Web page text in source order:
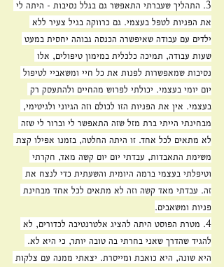
3. התהליך שעברתי התאפשר גם בגלל נסיבות - היתה לי
את הפניות לטפל בעצמי. גם כרווקה בגיל צעיר ללא
ילדים עם עבודה שאיפשרה הכנסה גבוהה יחסית במעט
שעות עבודה, תמיכה כלכלית במימון טיפולים, אלו
נסיבות שמאפשרות לפנות את כל חיי ומשאביי לטיפול
יום יומי בעצמי. יכולתי לפרוש מהחיים ולהתעסק רק
בעצמי. אין את הפניות הזו לכולם וזה הגיוני ולגיטימי,
מבחינתי הייתי ברת מזל שזה התאפשר לי וברור לי שזה
לא מתאים לכל אחד. זו היתה החלטה, בזמנו אפילו קצת
משימת התאבדות, עבדתי יום יום קשה מאד, חקרתי
וטיפלתי בעצמי ברמה היומית והשעתית כדי לנצח את
זה. עבדתי מאד קשה וזה לא מתאים לכל אחד מבחינת
פניות ומשאבים.
4. מטרת הפוסט היתה להציג אלטרנטיבה לכדורים, לא
להגיד שהדרך שאני בחרתי בה טובה יותר, כי היא לא.
היא שונה, היא כואבת ומייסרת. יצאתי ממנה עם צלקות